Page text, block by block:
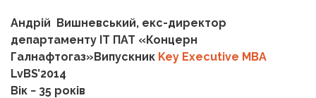
Андрій Вишневський, екс-директор
департаменту IT ПАТ «Концерн
Галнафтогаз»Випускник Key Executive MBA
LvBS’2014
Вік − 35 років